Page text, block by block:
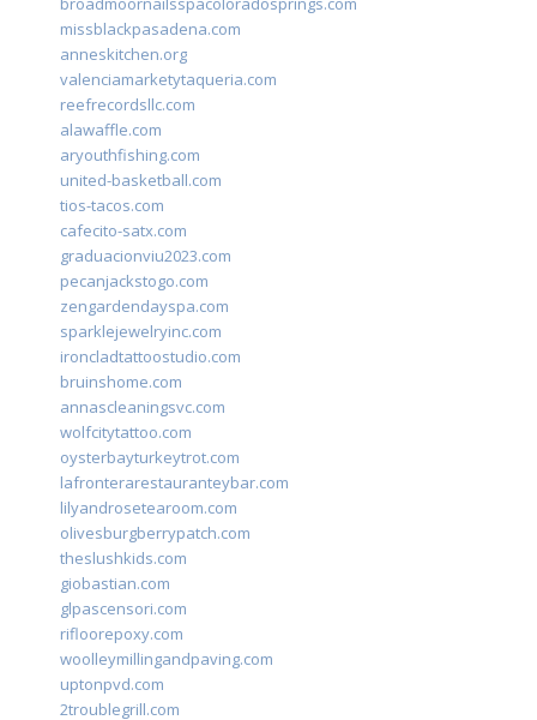
missblackpasadena.com
anneskitchen.org
valenciamarketytaqueria.com
reefrecordsllc.com
alawaffle.com
aryouthfishing.com
united-basketball.com
tios-tacos.com
cafecito-satx.com
graduacionviu2023.com
pecanjackstogo.com
zengardendayspa.com
sparklejewelryinc.com
ironcladtattoostudio.com
bruinshome.com
annascleaningsvc.com
wolfcitytattoo.com
oysterbayturkeytrot.com
lafronterarestauranteybar.com
lilyandrosetearoom.com
olivesburgberrypatch.com
theslushkids.com
giobastian.com
glpascensori.com
rifloorepoxy.com
woolleymillingandpaving.com
uptonpvd.com
2troublegrill.com